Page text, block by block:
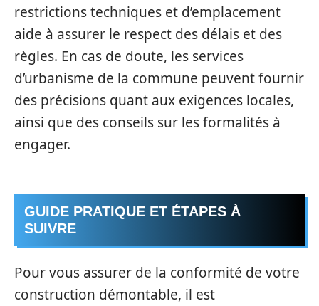
restrictions techniques et d’emplacement
aide à assurer le respect des délais et des
règles. En cas de doute, les services
d’urbanisme de la commune peuvent fournir
des précisions quant aux exigences locales,
ainsi que des conseils sur les formalités à
engager.
GUIDE PRATIQUE ET ÉTAPES À
SUIVRE
Pour vous assurer de la conformité de votre
construction démontable, il est